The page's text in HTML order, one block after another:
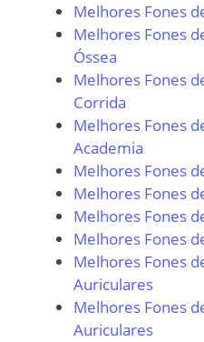
Melhores Fones
Melhores Fones
Óssea
Melhores Fones
Corrida
Melhores Fones
Academia
Melhores Fones
Melhores Fones
Melhores Fones
Melhores Fones
Melhores Fones
Auriculares
Melhores Fones
Auriculares